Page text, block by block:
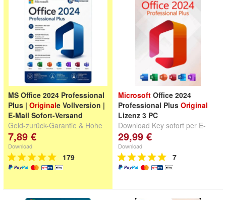
MS Office 2024 Professional
Plus | Originale Vollversion |
E-Mail Sofort-Versand
Geld-zurück-Garantie & Hohe
Kundenzufriedenheit
7,89 €
Download
179
Microsoft Office 2024
Professional Plus Original
Lizenz 3 PC
Download Key sofort per E-
Mail
29,99 €
Download
7